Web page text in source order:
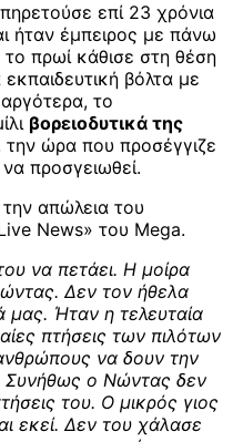
επί 23 χρόνια
ήταν έμπειρος με πάνω
πρωί κάθισε στη θέση
βόλτα με
το
βορειοδυτικά της
ώρα που προσέγγιζε
προσγειωθεί.
την απώλεια του
News» του Mega.
να πετάει. Η μοίρα
Δεν τον ήθελα
Ήταν η τελευταία
πτήσεις των πιλότων
να δουν την
Συνήθως ο Νώντας δεν
του. Ο μικρός γιος
εκεί. Δεν του χάλασε